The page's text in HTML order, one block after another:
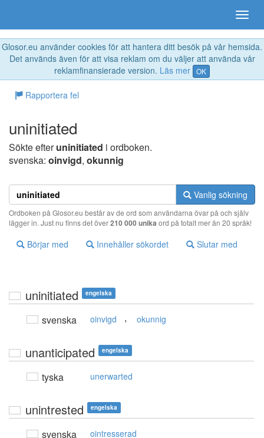
Glosor.eu använder cookies för att hantera ditt besök på vår hemsida.
Det används även för att visa reklam om du väljer att använda vår
reklamfinansierade version. Läs mer OK
Rapportera fel
uninitiated
Sökte efteruninitiated i ordboken.
svenska: oinvigd, okunnig
Vanlig sökning
Ordboken på Glosor.eu består av de ord som användarna övar på och själv
lägger in. Just nu finns det över210 000 unika ord på totalt mer än 20 språk!
Börjar med Innehåller sökordet Slutar med
uninitiated engelska
svenska oinvigd , okunnig
unanticipated engelska
tyska unerwarted
unintrested engelska
svenska ointresserad